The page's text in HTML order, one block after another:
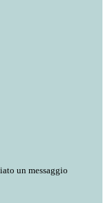
un messaggio